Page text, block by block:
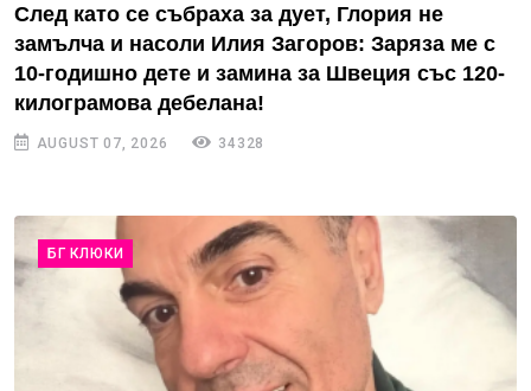
След като се събраха за дует, Глория не
замълча и насоли Илия Загоров: Заряза ме с
10-годишно дете и замина за Швеция със 120-
килограмова дебелана!
AUGUST 07, 2026 34328
БГ КЛЮКИ